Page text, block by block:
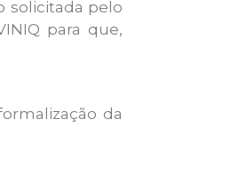
solicitada pelo
para que,
da